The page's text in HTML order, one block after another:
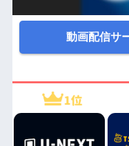
動画配信サ